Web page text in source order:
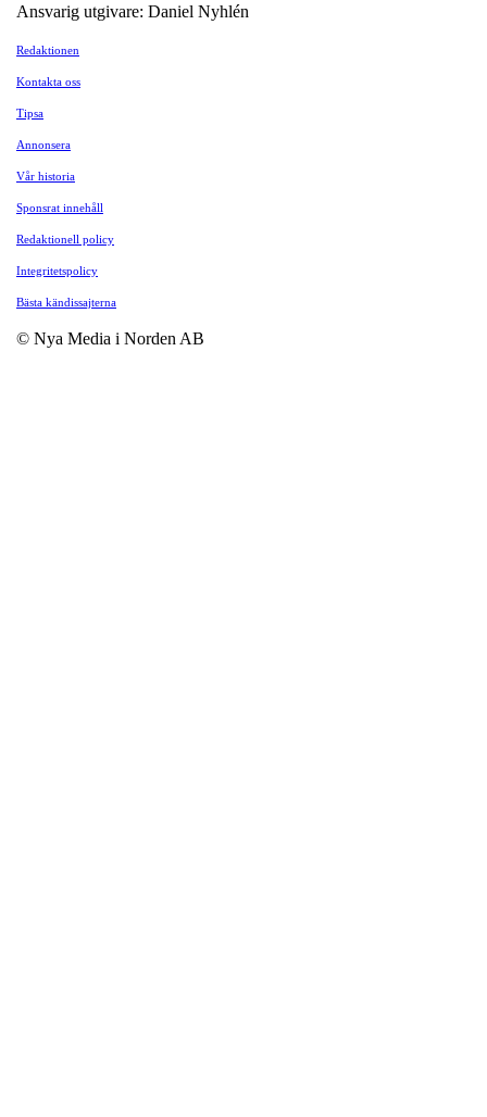
Ansvarig utgivare: Daniel Nyhlén
Redaktionen
Kontakta oss
Tipsa
Annonsera
Vår historia
Sponsrat innehåll
Redaktionell policy
Integritetspolicy
Bästa kändissajterna
© Nya Media i Norden AB